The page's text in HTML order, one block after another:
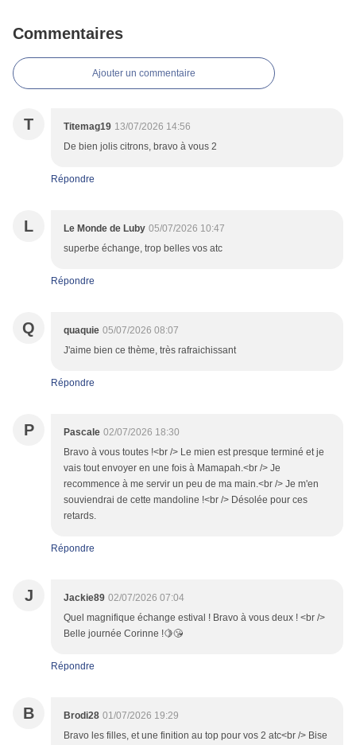
Commentaires
Ajouter un commentaire
T Titemag19 13/07/2026 14:56
De bien jolis citrons, bravo à vous 2
Répondre
L Le Monde de Luby 05/07/2026 10:47
superbe échange, trop belles vos atc
Répondre
Q quaquie 05/07/2026 08:07
J'aime bien ce thème, très rafraichissant
Répondre
P Pascale 02/07/2026 18:30
Bravo à vous toutes !<br /> Le mien est presque terminé et je
vais tout envoyer en une fois à Mamapah.<br /> Je
recommence à me servir un peu de ma main.<br /> Je m'en
souviendrai de cette mandoline !<br /> Désolée pour ces
retards.
Répondre
J Jackie89 02/07/2026 07:04
Quel magnifique échange estival ! Bravo à vous deux ! <br />
Belle journée Corinne !🍋😘
Répondre
B Brodi28 01/07/2026 19:29
Bravo les filles, et une finition au top pour vos 2 atc<br /> Bise